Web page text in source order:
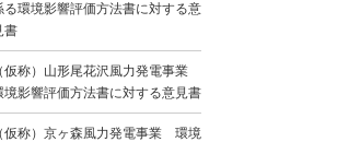
る環境影響評価方法書に対する意
書
（仮称）山形尾花沢風力発電事業
境影響評価方法書に対する意見書
（仮称）京ヶ森風力発電事業 環境